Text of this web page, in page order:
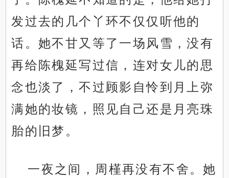
发过去的几个丫环不仅仅听他的
话。她不甘又等了一场风雪，没有
再给陈槐延写过信，连对女儿的思
念也淡了，不过顾影自怜到月上弥
满她的妆镜，照见自己还是月亮珠
胎的旧梦。
一夜之间，周槿再没有不舍。她